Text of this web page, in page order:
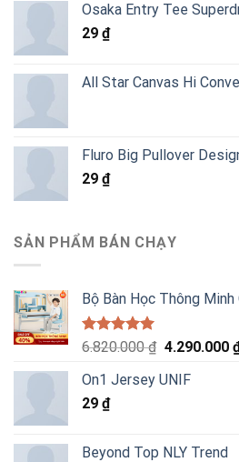
300 ₫
Osaka Entry Tee
29 ₫
All Star Canvas Hi
Fluro Big Pullover
29 ₫
SẢN PHẨM BÁN CHẠY
Bộ Bàn Học Thông Minh
Được xếp
5 sao
6.820.000₫ Giá
là:
4.290.000
On1 Jersey UNIF
29 ₫
Beyond Top NLY Trend